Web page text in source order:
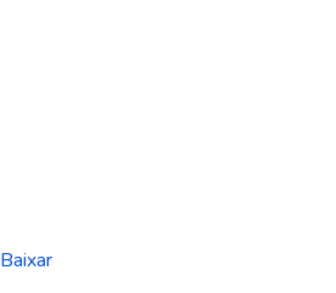
Baixar